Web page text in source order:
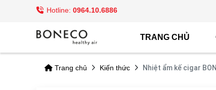
Hotline: 0964.10.6886
TRANG CHỦ
Trang chủ Kiến thức Nhiệt ẩm kế cigar